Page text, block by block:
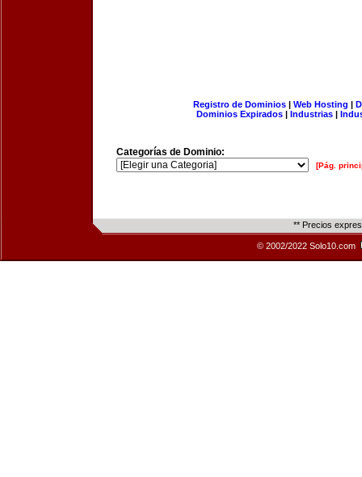
Registro de Dominios| Web Hosting |
Dominios Expirados | Industrias |
Categorías de Dominio:
[Pág.
** Precios
© 2002/2022 Solo10.com